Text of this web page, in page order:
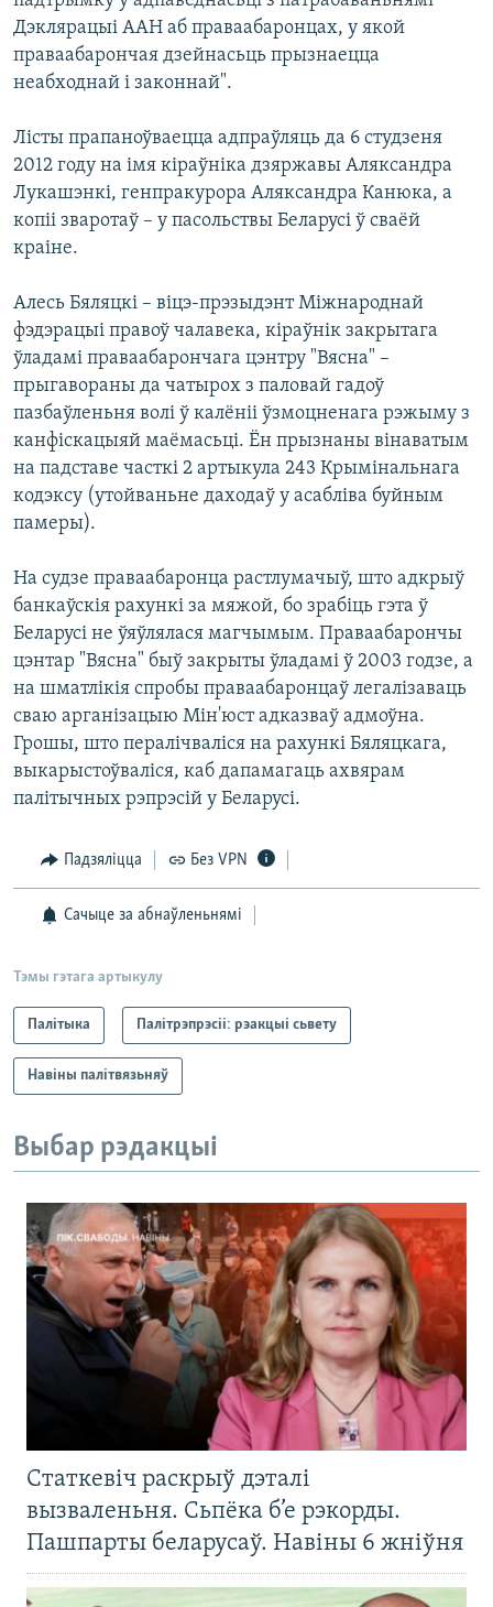
Дэклярацыі ААН аб праваабаронцах, у якой
праваабарончая дзейнасьць прызнаецца
неабходнай і законнай".
Лісты прапаноўваецца адпраўляць да 6 студзеня
2012 году на імя кіраўніка дзяржавы Аляксандра
Лукашэнкі, генпракурора Аляксандра Канюка, а
копіі зваротаў – у пасольствы Беларусі ў сваёй
краіне.
Алесь Бяляцкі – віцэ-прэзыдэнт Міжнароднай
фэдэрацыі правоў чалавека, кіраўнік закрытага
ўладамі праваабарончага цэнтру "Вясна" –
прыгавораны да чатырох з паловай гадоў
пазбаўленьня волі ў калёніі ўзмоцненага рэжыму з
канфіскацыяй маёмасьці. Ён прызнаны вінаватым
на падставе часткі 2 артыкула 243 Крымінальнага
кодэксу (утойваньне даходаў у асабліва буйным
памеры).
На судзе праваабаронца растлумачыў, што адкрыў
банкаўскія рахункі за мяжой, бо зрабіць гэта ў
Беларусі не ўяўлялася магчымым. Праваабарончы
цэнтар "Вясна" быў закрыты ўладамі ў 2003 годзе, а
на шматлікія спробы праваабаронцаў легалізаваць
сваю арганізацыю Мін'юст адказваў адмоўна.
Грошы, што пералічваліся на рахункі Бяляцкага,
выкарыстоўваліся, каб дапамагаць ахвярам
палітычных рэпрэсій у Беларусі.
Падзяліцца Без VPN
Сачыце за абнаўленьнямі
Тэмы гэтага артыкулу
Палітыка Палітрэпрэсіі: рэакцыі сьвету
Навіны палітвязьняў
Выбар рэдакцыі
Статкевіч раскрыў дэталі
вызваленьня. Сьпёка б’е рэкорды.
Пашпарты беларусаў. Навіны 6 жніўня